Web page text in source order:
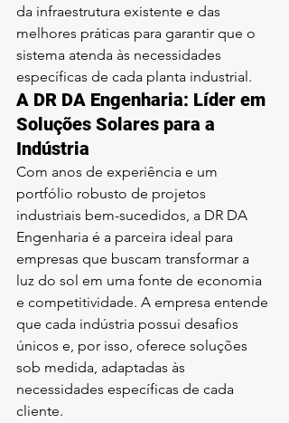
da infraestrutura existente e das
melhores práticas para garantir que o
sistema atenda às necessidades
específicas de cada planta industrial.
A DR DA Engenharia: Líder em
Soluções Solares para a
Indústria
Com anos de experiência e um
portfólio robusto de projetos
industriais bem-sucedidos, a DR DA
Engenharia é a parceira ideal para
empresas que buscam transformar a
luz do sol em uma fonte de economia
e competitividade. A empresa entende
que cada indústria possui desafios
únicos e, por isso, oferece soluções
sob medida, adaptadas às
necessidades específicas de cada
cliente.